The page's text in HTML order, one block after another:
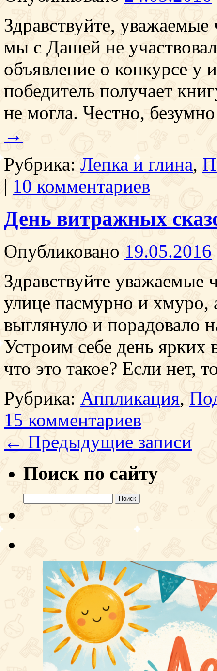
Здравствуйте, уважаемые
мы с Дашей не
объявление о конкурсе у
победитель получает
не могла. Честно,
→
Рубрика: Лепка и глина,
| 10 комментариев
День витражных
Опубликовано 19.05.2016
Здравствуйте уважаемые
улице пасмурно и хмуро,
выглянуло и порадовало
Устроим себе день ярких
что это такое? Если нет,
Рубрика: Аппликация,
15 комментариев
← Предыдущие записи
Поиск по сайту